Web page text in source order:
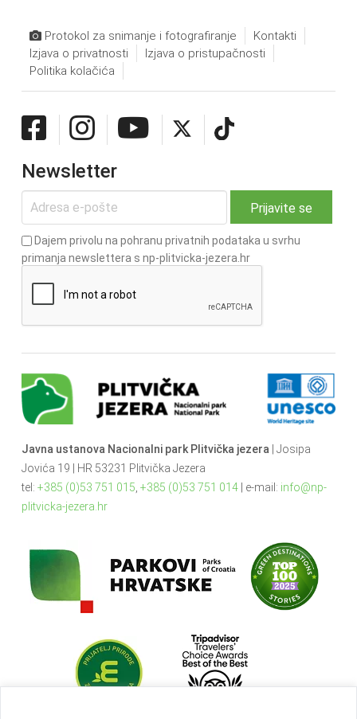
Protokol za snimanje i fotografiranje
Kontakti
Izjava o privatnosti
Izjava o pristupačnosti
Politika kolačića
Newsletter
Dajem privolu na pohranu privatnih podataka u svrhu
primanja newslettera s np-plitvicka-jezera.hr
Javna ustanova Nacionalni park Plitvička jezera | Josipa
Jovića 19 | HR 53231 Plitvička Jezera
tel: +385 (0)53 751 015 +385 (0)53 751 014| e-mail: info@np-
plitvicka-jezera.hr